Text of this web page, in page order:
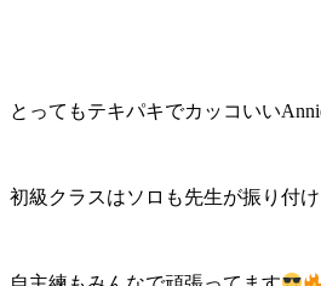
とってもテキパキでカッコいい
初級クラスはソロも先生が振り付